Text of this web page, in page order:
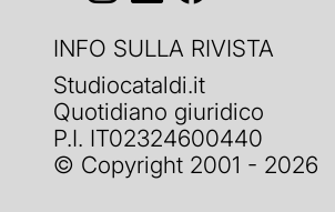
INFO SULLA RIVISTA
Studiocataldi.it
Quotidiano giuridico
P.I. IT02324600440
© Copyright 2001 - 2026